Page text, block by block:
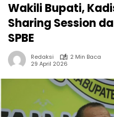
Wakili Bupati,
Sharing Session
SPBE
Redaksi
2 Min Baca
29 April 2026